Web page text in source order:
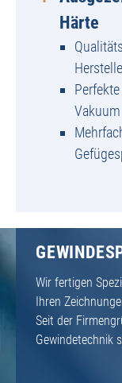
Härte
Vakuum
Wir fertigen
Ihren
Seit der
Gewindetechnik